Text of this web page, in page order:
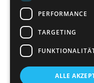
© 2026
PERFORMANCE
TARGETING
ALLE